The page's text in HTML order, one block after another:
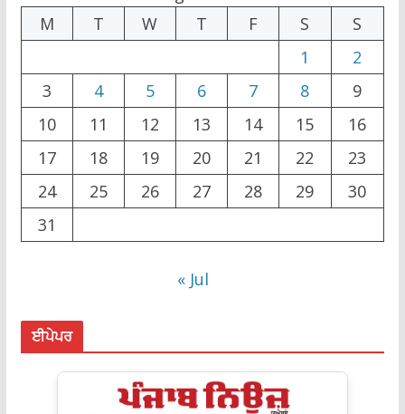
M
T W T F S
S
1
2
3
4 5 6 7 8
9
10
11 12 13 14 15
16
17
18 19 20 21 22
23
24
25 26 27 28 29
30
31
« Jul
ਈਪੇਪਰ